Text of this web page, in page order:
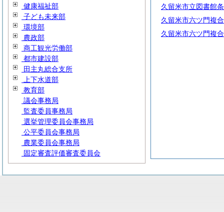
久留米市立図書館
久留米市六ツ門複
久留米市六ツ門複
健康福祉部
子ども未来部
環境部
農政部
商工観光労働部
都市建設部
田主丸総合支所
上下水道部
教育部
議会事務局
監査委員事務局
選挙管理委員会事務局
公平委員会事務局
農業委員会事務局
固定審査評価審査委員会